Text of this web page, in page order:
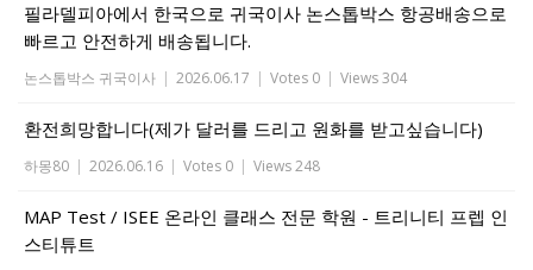
필라델피아에서 한국으로 귀국이사 논스톱박스 항공배송으로
빠르고 안전하게 배송됩니다.
논스톱박스 귀국이사 | 2026.06.17 | Votes 0 | Views 304
환전희망합니다(제가 달러를 드리고 원화를 받고싶습니다)
하몽80 | 2026.06.16 | Votes 0 | Views 248
MAP Test / ISEE 온라인 클래스 전문 학원 - 트리니티 프렙 인
스티튜트